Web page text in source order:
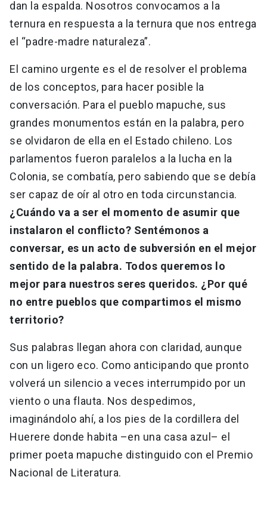
dan la espalda. Nosotros convocamos a la
ternura en respuesta a la ternura que nos entrega
el “padre-madre naturaleza”.
El camino urgente es el de resolver el problema
de los conceptos, para hacer posible la
conversación. Para el pueblo mapuche, sus
grandes monumentos están en la palabra, pero
se olvidaron de ella en el Estado chileno. Los
parlamentos fueron paralelos a la lucha en la
Colonia, se combatía, pero sabiendo que se debía
ser capaz de oír al otro en toda circunstancia.
¿Cuándo va a ser el momento de asumir que
instalaron el conflicto? Sentémonos a
conversar, es un acto de subversión en el mejor
sentido de la palabra. Todos queremos lo
mejor para nuestros seres queridos. ¿Por qué
no entre pueblos que compartimos el mismo
territorio?
Sus palabras llegan ahora con claridad, aunque
con un ligero eco. Como anticipando que pronto
volverá un silencio a veces interrumpido por un
viento o una flauta. Nos despedimos,
imaginándolo ahí, a los pies de la cordillera del
Huerere donde habita –en una casa azul– el
primer poeta mapuche distinguido con el Premio
Nacional de Literatura.